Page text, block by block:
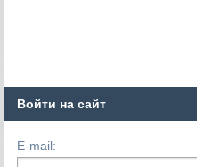
Войти на сайт
E-mail: